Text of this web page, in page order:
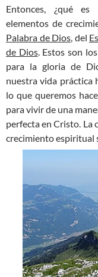
Entonces, ¿qué
elementos de
Palabra de Dios, del
de Dios. Estos son
para la gloria de
nuestra vida práctica
lo que queremos
para vivir de una
perfecta en Cristo. La
crecimiento espiritual